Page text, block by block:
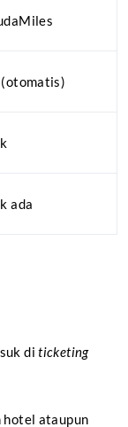
(otomatis)
ada
diticketing
ataupun